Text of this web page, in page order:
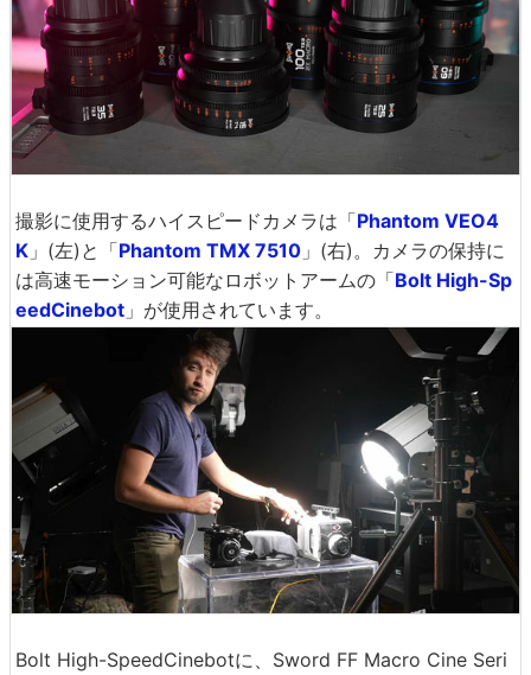
撮影に使用するハイスピードカメラは「Phantom VEO4
K 」(左)と「Phantom TMX 7510 」(右)。カメラの保持に
は高速モーション可能なロボットアームの「Bolt High-Sp
eedCinebot 」が使用されています。
Bolt High-SpeedCinebotに、Sword FF Macro Cine Seri